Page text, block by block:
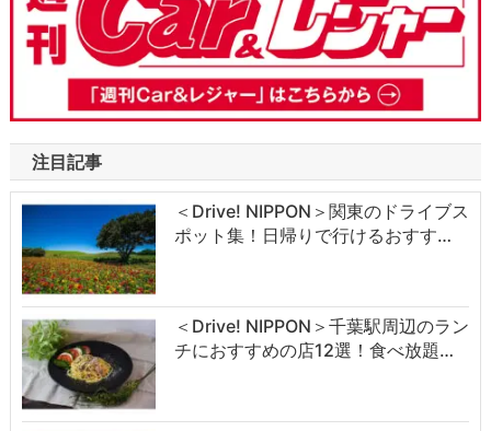
注目記事
＜Drive! NIPPON＞関東のドライブス
ポット集！日帰りで行けるおすす…
＜Drive! NIPPON＞千葉駅周辺のラン
チにおすすめの店12選！食べ放題…